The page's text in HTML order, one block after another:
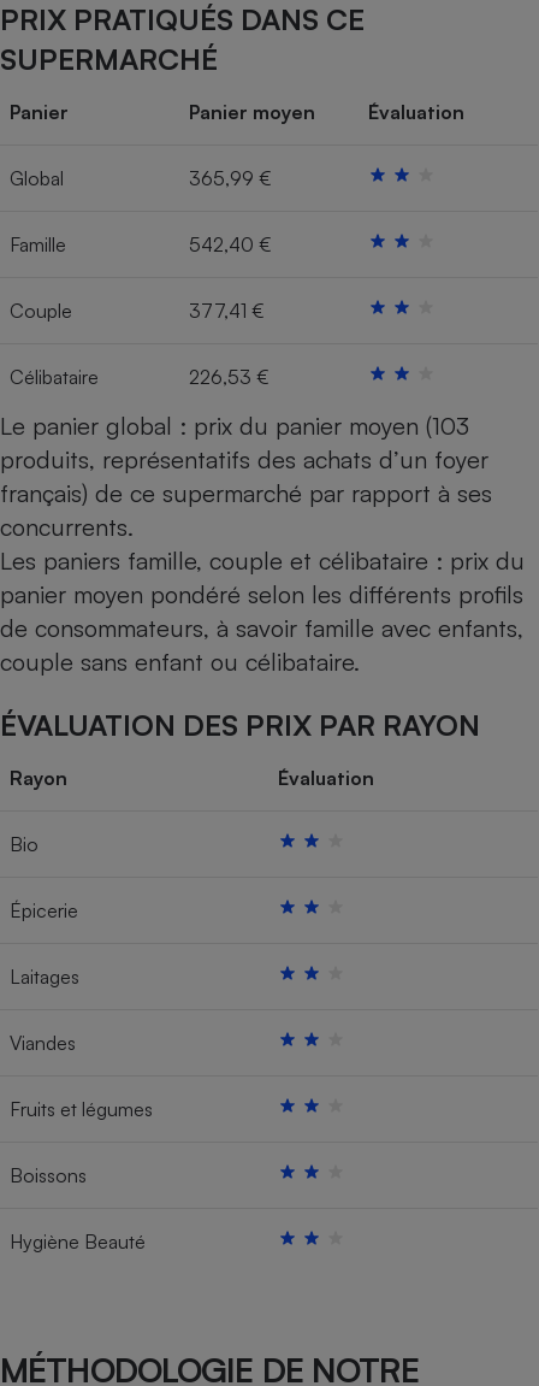
PRIX PRATIQUÉS DANS CE
SUPERMARCHÉ
Panier Panier moyen Évaluation
Global 365,99 €
Famille 542,40 €
Couple 377,41 €
Célibataire 226,53 €
Le panier global : prix du panier moyen (103
produits, représentatifs des achats d’un foyer
français) de ce supermarché par rapport à ses
concurrents.
Les paniers famille, couple et célibataire : prix du
panier moyen pondéré selon les différents profils
de consommateurs, à savoir famille avec enfants,
couple sans enfant ou célibataire.
ÉVALUATION DES PRIX PAR RAYON
Rayon Évaluation
Bio
Épicerie
Laitages
Viandes
Fruits et légumes
Boissons
Hygiène Beauté
MÉTHODOLOGIE DE NOTRE
Ventilateur
Robot ménager